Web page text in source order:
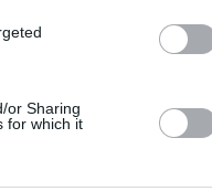
or Sharing
for which it
de
SOBRE
Navega por
del otro